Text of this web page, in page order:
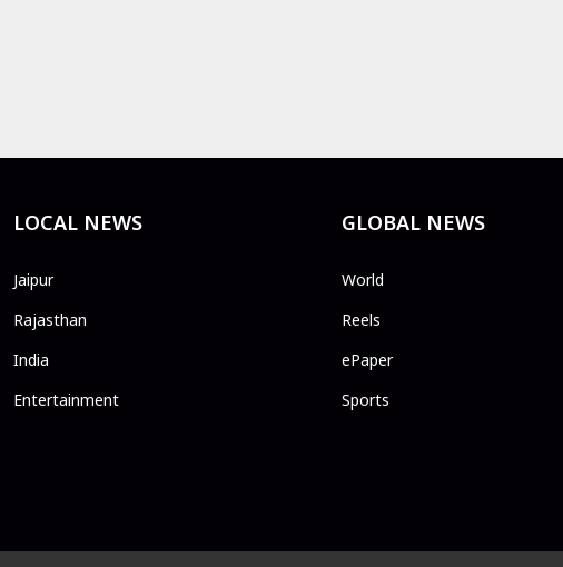
LOCAL NEWS
Jaipur
Rajasthan
India
Entertainment
GLOBAL NEWS
World
Reels
ePaper
Sports